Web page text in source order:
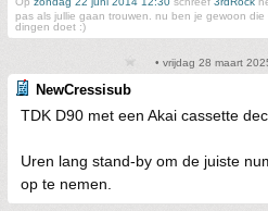
pas als jullie gaan trouwen. nu ben je gewoon
dingen doet :)
• vrijdag 28 maart
NewCressisub
TDK D90 met een Akai cassette
Uren lang stand-by om de juiste
op te nemen.